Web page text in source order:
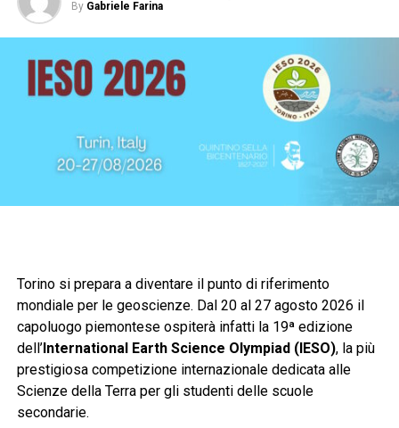
By Gabriele Farina
Torino si prepara a diventare il punto di riferimento
mondiale per le geoscienze. Dal 20 al 27 agosto 2026 il
capoluogo piemontese ospiterà infatti la 19ª edizione
dell’International Earth Science Olympiad (IESO), la più
prestigiosa competizione internazionale dedicata alle
Scienze della Terra per gli studenti delle scuole
secondarie.